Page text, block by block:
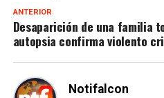
ANTERIOR
Desaparición de una familia
autopsia confirma violento
Notifalcon